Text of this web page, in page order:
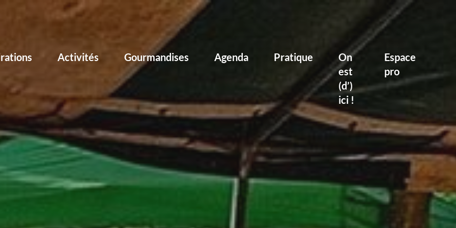
Activités Gourmandises Agenda Pratique
On
est
(d’)
ici !
Espace
pro